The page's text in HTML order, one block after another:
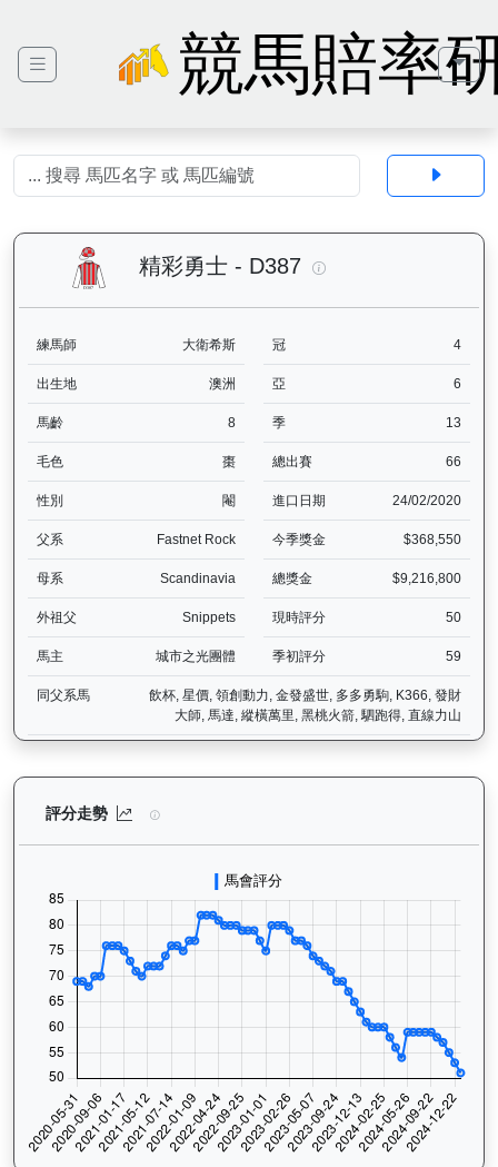
競馬賠率
精彩勇士 - D387 精彩勇士（D387
練馬師 大衛希斯 冠 4
出生地 澳洲 亞 6
馬齡 8 季 13
毛色 棗 總出賽 66
性別 閹 進口日期 24/02/2020
父系 Fastnet Rock 今季獎金 $368,550
母系 Scandinavia 總獎金 $9,216,800
外祖父 Snippets 現時評分 50
馬主 城市之光團體 季初評分 59
同父系馬
飲杯, 星價, 領創動力, 金發盛世, 多多勇駒, K366, 發財
大師, 馬達, 縱橫萬里, 黑桃火箭, 駟跑得, 直線力山
評分走勢 精彩勇士（D387）— 評分走勢圖表：追蹤香